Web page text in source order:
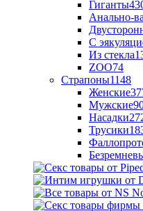
Гиганты
Анально-
С
Из стекла
ZOO74
Страпоны1148
Женские
Мужские
Насадки
Трусики